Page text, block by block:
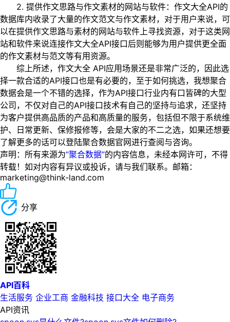
2. 提供作文思路与作文素材的网站与软件：作文大全API的
数据库内收录了大量的作文范文与作文素材，对于用户来说，可
以在提供作文思路与素材的网站与软件上寻找资源，对于这类网
站和软件来说连接作文大全API接口后则能够为用户提供更全面
的作文素材与范文等有用资源。
综上所述，作文大全 API应用场景还是非常广泛的，因此选
择一款合适的API接口也是有必要的，至于如何挑选，我想聚合
数据会是一个不错的选择，作为API接口行业内有口皆碑的大型
公司，不仅对自己的API接口技术有自己的坚持与追求，还坚持
为客户提供高品质的产品和高质量的服务，包括但不限于系统维
护、日常更新、保修报修等，会是大家的不二之选，如果还想要
了解更多的话可以登陆聚合数据官网进行查阅与咨询。
声明：所有来源为“聚合数据”的内容信息，未经本网许可，不得
转载！如对内容有异议或投诉，请与我们联系。邮箱：
marketing@think-land.com
分享
API百科
生活服务 企业工商 金融科技 接口大全 电子商务
API资讯